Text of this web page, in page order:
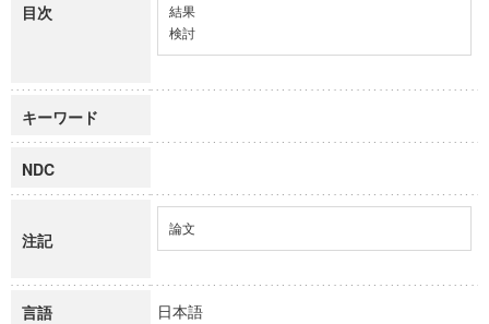
目次
結果
検討
キーワード
NDC
注記
論文
言語 日本語